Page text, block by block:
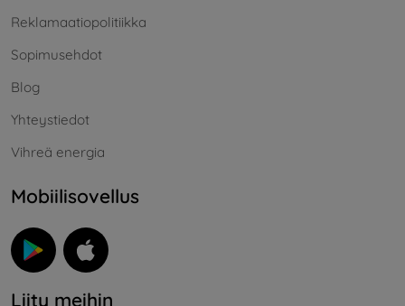
Reklamaatiopolitiikka
Sopimusehdot
Blog
Yhteystiedot
Vihreä energia
Mobiilisovellus
Liity meihin